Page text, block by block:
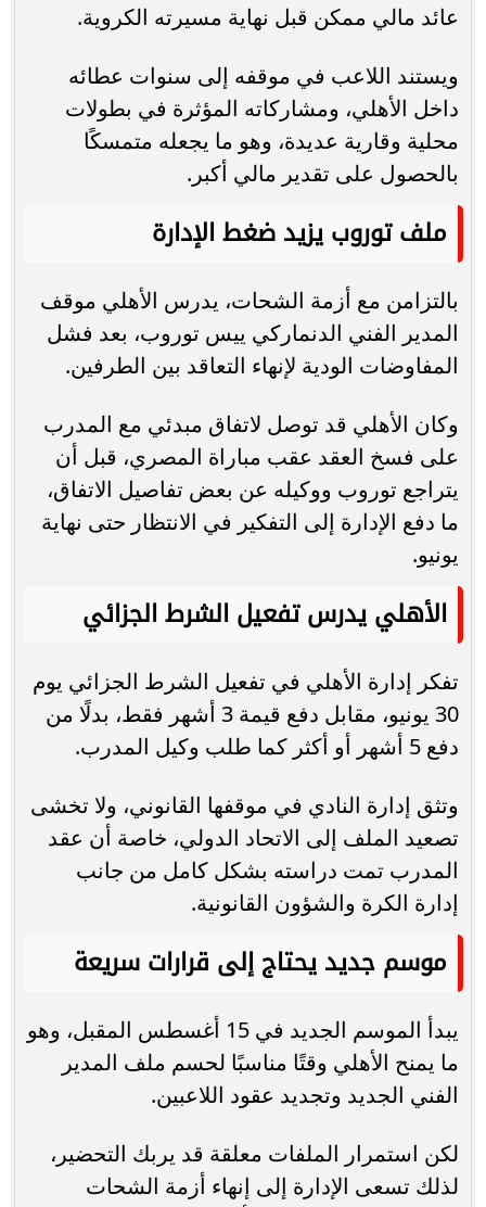
عائد مالي ممكن قبل نهاية مسيرته الكروية.
ويستند اللاعب في موقفه إلى سنوات عطائه
داخل الأهلي، ومشاركاته المؤثرة في بطولات
محلية وقارية عديدة، وهو ما يجعله متمسكًا
بالحصول على تقدير مالي أكبر.
ملف توروب يزيد ضغط الإدارة
بالتزامن مع أزمة الشحات، يدرس الأهلي موقف
المدير الفني الدنماركي ييس توروب، بعد فشل
المفاوضات الودية لإنهاء التعاقد بين الطرفين.
وكان الأهلي قد توصل لاتفاق مبدئي مع المدرب
على فسخ العقد عقب مباراة المصري، قبل أن
يتراجع توروب ووكيله عن بعض تفاصيل الاتفاق،
ما دفع الإدارة إلى التفكير في الانتظار حتى نهاية
يونيو.
الأهلي يدرس تفعيل الشرط الجزائي
تفكر إدارة الأهلي في تفعيل الشرط الجزائي يوم
30 يونيو، مقابل دفع قيمة 3 أشهر فقط، بدلًا من
دفع 5 أشهر أو أكثر كما طلب وكيل المدرب.
وتثق إدارة النادي في موقفها القانوني، ولا تخشى
تصعيد الملف إلى الاتحاد الدولي، خاصة أن عقد
المدرب تمت دراسته بشكل كامل من جانب
إدارة الكرة والشؤون القانونية.
موسم جديد يحتاج إلى قرارات سريعة
يبدأ الموسم الجديد في 15 أغسطس المقبل، وهو
ما يمنح الأهلي وقتًا مناسبًا لحسم ملف المدير
الفني الجديد وتجديد عقود اللاعبين.
لكن استمرار الملفات معلقة قد يربك التحضير،
لذلك تسعى الإدارة إلى إنهاء أزمة الشحات